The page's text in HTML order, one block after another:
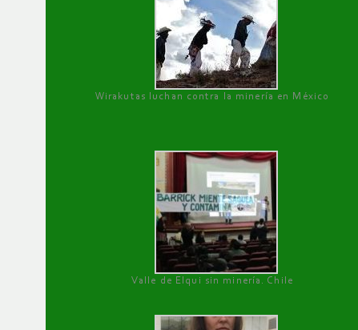
Wirakutas luchan contra la minería en México
Valle de Elqui sin minería. Chile